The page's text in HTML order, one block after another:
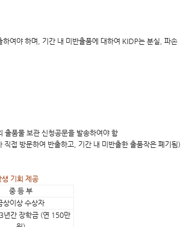
여야 하며, 기간 내 미반출품에 대하여 KIDP는 분실, 파손
출품물 보관 신청공문을 발송하여야 함
접 방문하여 반출하고, 기간 내 미반출한 출품작은 폐기됨)
기회 제공
중 등 부
상이상 수상자
년간 장학금 (연 150만